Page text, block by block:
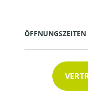
ÖFFNUNGSZEITEN